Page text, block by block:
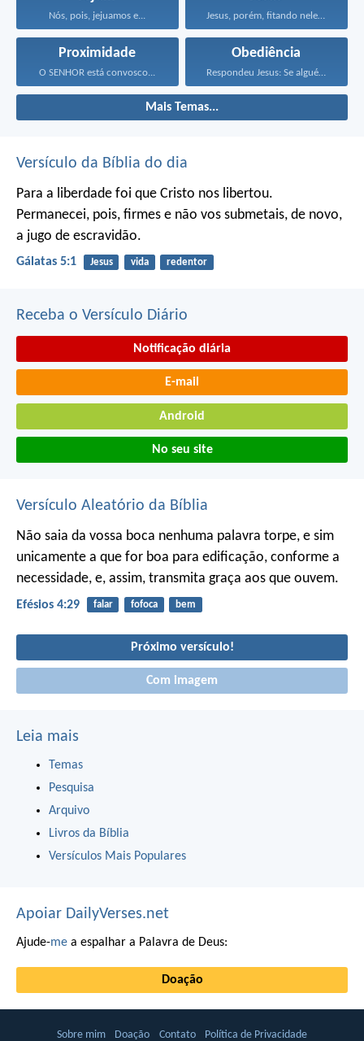
Nós, pois, jejuamos e... Jesus, porém, fitando neles...
Proximidade
O SENHOR está convosco...
Obediência
Respondeu Jesus: Se alguém...
Mais Temas...
Versículo da Bíblia do dia
Para a liberdade foi que Cristo nos libertou.
Permanecei, pois, firmes e não vos submetais, de novo,
a jugo de escravidão.
Gálatas 5:1 Jesus vida redentor
Receba o Versículo Diário
Notificação diária
E-mail
Android
No seu site
Versículo Aleatório da Bíblia
Não saia da vossa boca nenhuma palavra torpe, e sim
unicamente a que for boa para edificação, conforme a
necessidade, e, assim, transmita graça aos que ouvem.
Efésios 4:29 falar fofoca bem
Próximo versículo!
Com imagem
Leia mais
Temas
Pesquisa
Arquivo
Livros da Bíblia
Versículos Mais Populares
Apoiar DailyVerses.net
Ajude-me a espalhar a Palavra de Deus:
Doação
Sobre mim Doação Contato Política de Privacidade